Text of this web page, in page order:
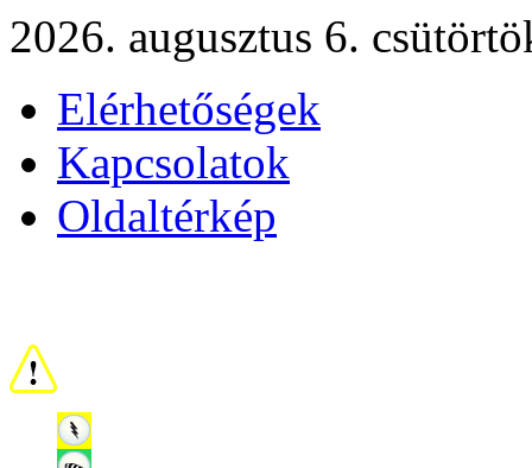
2026. augusztus 6.
Elérhetőségek
Kapcsolatok
Oldaltérkép